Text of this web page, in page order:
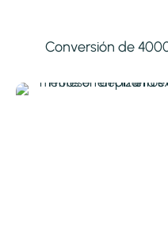
Conversión de